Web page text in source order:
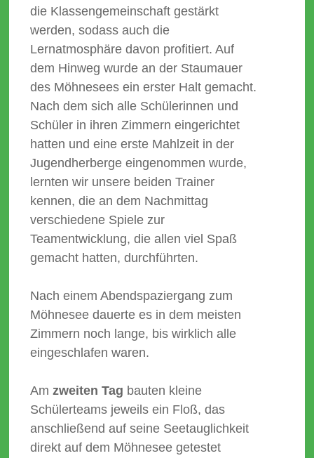
die Klassengemeinschaft gestärkt
werden, sodass auch die
Lernatmosphäre davon profitiert. Auf
dem Hinweg wurde an der Staumauer
des Möhnesees ein erster Halt gemacht.
Nach dem sich alle Schülerinnen und
Schüler in ihren Zimmern eingerichtet
hatten und eine erste Mahlzeit in der
Jugendherberge eingenommen wurde,
lernten wir unsere beiden Trainer
kennen, die an dem Nachmittag
verschiedene Spiele zur
Teamentwicklung, die allen viel Spaß
gemacht hatten, durchführten.
Nach einem Abendspaziergang zum
Möhnesee dauerte es in dem meisten
Zimmern noch lange, bis wirklich alle
eingeschlafen waren.
Am zweiten Tag bauten kleine
Schülerteams jeweils ein Floß, das
anschließend auf seine Seetauglichkeit
direkt auf dem Möhnesee getestet